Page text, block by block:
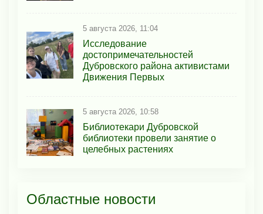
5 августа 2026, 11:04
Исследование
достопримечательностей
Дубровского района активистами
Движения Первых
5 августа 2026, 10:58
Библиотекари Дубровской
библиотеки провели занятие о
целебных растениях
Областные новости